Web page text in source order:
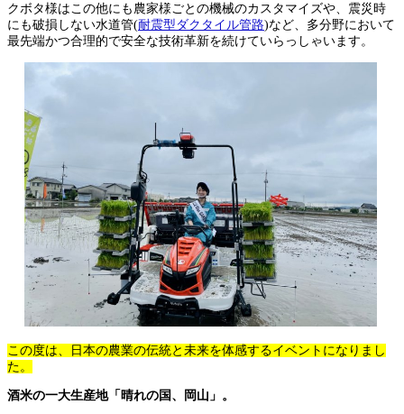
クボタ様はこの他にも農家様ごとの機械のカスタマイズや、震災時
にも破損しない水道管(耐震型ダクタイル管路)など、多分野において
最先端かつ合理的で安全な技術革新を続けていらっしゃいます。
この度は、日本の農業の伝統と未来を体感するイベントになりまし
た。
酒米の一大生産地「晴れの国、岡山」。